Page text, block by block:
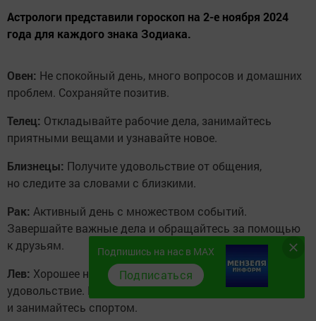
Астрологи представили гороскоп на 2-е ноября 2024
года для каждого знака Зодиака.
Овен: Не спокойный день, много вопросов и домашних
проблем. Сохраняйте позитив.
Телец: Откладывайте рабочие дела, занимайтесь
приятными вещами и узнавайте новое.
Близнецы: Получите удовольствие от общения,
но следите за словами с близкими.
Рак: Активный день с множеством событий.
Завершайте важные дела и обращайтесь за помощью
к друзьям.
Лев: Хорошее настроение, работа принесет
удовольствие. Вечером встречайтесь с друзьями
и занимайтесь спортом.
Подпишись на нас в MAX
Подписаться